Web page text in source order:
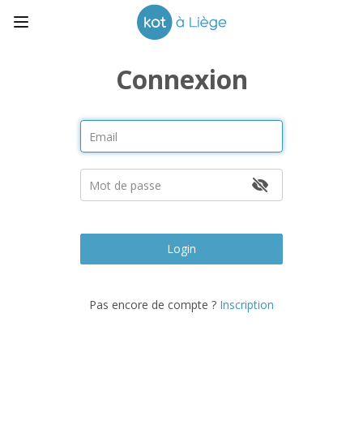
Connexion
Login
Pas encore de compte ? Inscription